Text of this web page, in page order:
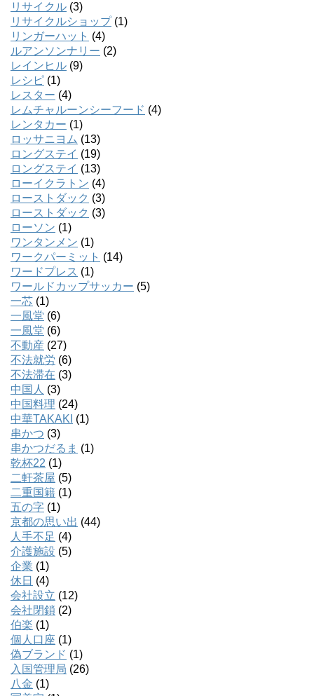
リサイクル (3)
リサイクルショップ(1)
リンガーハット (4)
ルアンソンナリー (2)
レインヒル (9)
レシピ (1)
レスター (4)
レムチャルーンシーフード (4)
レンタカー (1)
ロッサニヨム (13)
ロングステイ (19)
ロングステイ (13)
ローイクラトン (4)
ローストダック (3)
ローストダック (3)
ローソン (1)
ワンタンメン (1)
ワークパーミット (14)
ワードプレス (1)
ワールドカップサッカー (5)
一芯 (1)
一風堂 (6)
一風堂 (6)
不動産 (27)
不法就労 (6)
不法滞在 (3)
中国人 (3)
中国料理 (24)
中華TAKAKI (1)
串かつ (3)
串かつだるま (1)
乾杯22 (1)
二軒茶屋 (5)
二重国籍 (1)
五の字 (1)
京都の思い出 (44)
人手不足 (4)
介護施設 (5)
企業 (1)
休日 (4)
会社設立 (12)
会社閉鎖 (2)
伯楽 (1)
個人口座 (1)
偽ブランド (1)
入国管理局 (26)
八金 (1)